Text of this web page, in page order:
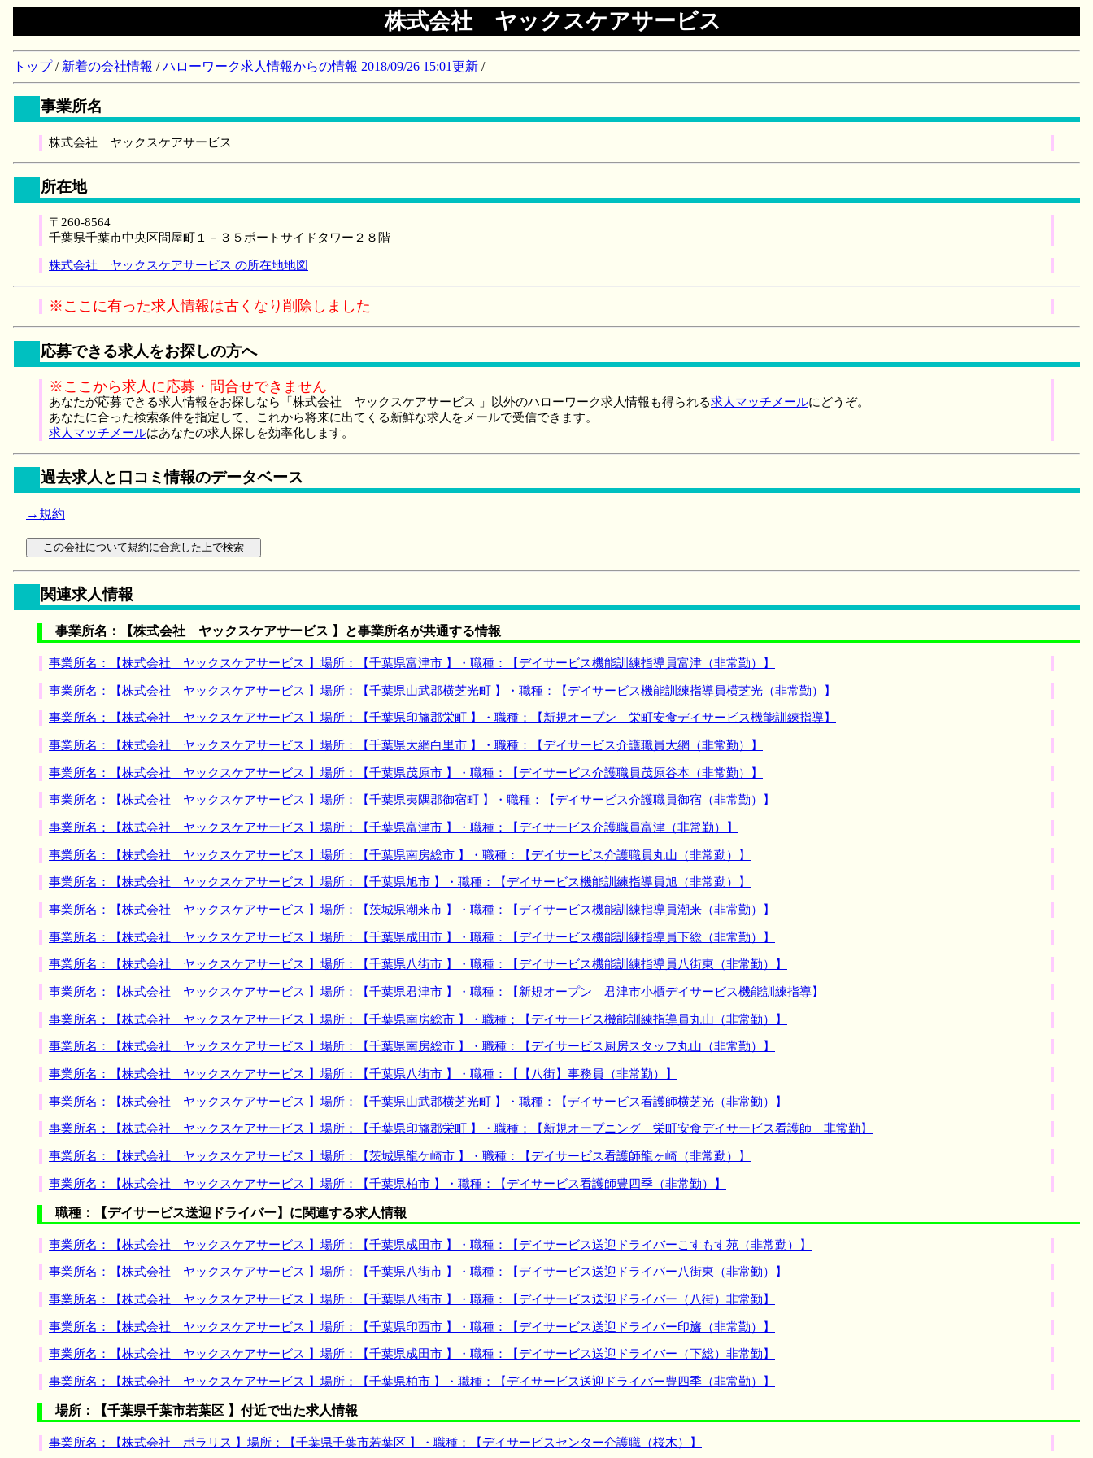
株式会社 ヤックスケアサービス
トップ/ 新着の会社情報 /ハローワーク求人情報からの情報 2018/09/26 15:01更新 /
事業所名
株式会社 ヤックスケアサービス
所在地
〒260-8564
千葉県千葉市中央区問屋町１－３５ポートサイドタワー２８階
株式会社 ヤックスケアサービス の所在地地図
※ここに有った求人情報は古くなり削除しました
応募できる求人をお探しの方へ
※ここから求人に応募・問合せできません
あなたが応募できる求人情報をお探しなら「株式会社 ヤックスケアサービス 」以外のハローワーク求人情報も得られる求人マッチメールにどうぞ。
あなたに合った検索条件を指定して、これから将来に出てくる新鮮な求人をメールで受信できます。
求人マッチメールはあなたの求人探しを効率化します。
過去求人と口コミ情報のデータベース
→規約
関連求人情報
事業所名：【株式会社 ヤックスケアサービス 】と事業所名が共通する情報
事業所名：【株式会社 ヤックスケアサービス 】場所：【千葉県富津市 】・職種：【デイサービス機能訓練指導員富津（非常勤）】
事業所名：【株式会社 ヤックスケアサービス 】場所：【千葉県山武郡横芝光町 】・職種：【デイサービス機能訓練指導員横芝光（非常勤）】
事業所名：【株式会社 ヤックスケアサービス 】場所：【千葉県印旛郡栄町 】・職種：【新規オープン 栄町安食デイサービス機能訓練指導】
事業所名：【株式会社 ヤックスケアサービス 】場所：【千葉県大網白里市 】・職種：【デイサービス介護職員大網（非常勤）】
事業所名：【株式会社 ヤックスケアサービス 】場所：【千葉県茂原市 】・職種：【デイサービス介護職員茂原谷本（非常勤）】
事業所名：【株式会社 ヤックスケアサービス 】場所：【千葉県夷隅郡御宿町 】・職種：【デイサービス介護職員御宿（非常勤）】
事業所名：【株式会社 ヤックスケアサービス 】場所：【千葉県富津市 】・職種：【デイサービス介護職員富津（非常勤）】
事業所名：【株式会社 ヤックスケアサービス 】場所：【千葉県南房総市 】・職種：【デイサービス介護職員丸山（非常勤）】
事業所名：【株式会社 ヤックスケアサービス 】場所：【千葉県旭市 】・職種：【デイサービス機能訓練指導員旭（非常勤）】
事業所名：【株式会社 ヤックスケアサービス 】場所：【茨城県潮来市 】・職種：【デイサービス機能訓練指導員潮来（非常勤）】
事業所名：【株式会社 ヤックスケアサービス 】場所：【千葉県成田市 】・職種：【デイサービス機能訓練指導員下総（非常勤）】
事業所名：【株式会社 ヤックスケアサービス 】場所：【千葉県八街市 】・職種：【デイサービス機能訓練指導員八街東（非常勤）】
事業所名：【株式会社 ヤックスケアサービス 】場所：【千葉県君津市 】・職種：【新規オープン 君津市小櫃デイサービス機能訓練指導】
事業所名：【株式会社 ヤックスケアサービス 】場所：【千葉県南房総市 】・職種：【デイサービス機能訓練指導員丸山（非常勤）】
事業所名：【株式会社 ヤックスケアサービス 】場所：【千葉県南房総市 】・職種：【デイサービス厨房スタッフ丸山（非常勤）】
事業所名：【株式会社 ヤックスケアサービス 】場所：【千葉県八街市 】・職種：【【八街】事務員（非常勤）】
事業所名：【株式会社 ヤックスケアサービス 】場所：【千葉県山武郡横芝光町 】・職種：【デイサービス看護師横芝光（非常勤）】
事業所名：【株式会社 ヤックスケアサービス 】場所：【千葉県印旛郡栄町 】・職種：【新規オープニング 栄町安食デイサービス看護師 非常勤】
事業所名：【株式会社 ヤックスケアサービス 】場所：【茨城県龍ケ崎市 】・職種：【デイサービス看護師龍ヶ崎（非常勤）】
事業所名：【株式会社 ヤックスケアサービス 】場所：【千葉県柏市 】・職種：【デイサービス看護師豊四季（非常勤）】
職種：【デイサービス送迎ドライバー】に関連する求人情報
事業所名：【株式会社 ヤックスケアサービス 】場所：【千葉県成田市 】・職種：【デイサービス送迎ドライバーこすもす苑（非常勤）】
事業所名：【株式会社 ヤックスケアサービス 】場所：【千葉県八街市 】・職種：【デイサービス送迎ドライバー八街東（非常勤）】
事業所名：【株式会社 ヤックスケアサービス 】場所：【千葉県八街市 】・職種：【デイサービス送迎ドライバー（八街）非常勤】
事業所名：【株式会社 ヤックスケアサービス 】場所：【千葉県印西市 】・職種：【デイサービス送迎ドライバー印旛（非常勤）】
事業所名：【株式会社 ヤックスケアサービス 】場所：【千葉県成田市 】・職種：【デイサービス送迎ドライバー（下総）非常勤】
事業所名：【株式会社 ヤックスケアサービス 】場所：【千葉県柏市 】・職種：【デイサービス送迎ドライバー豊四季（非常勤）】
場所：【千葉県千葉市若葉区 】付近で出た求人情報
事業所名：【株式会社 ポラリス 】場所：【千葉県千葉市若葉区 】・職種：【デイサービスセンター介護職（桜木）】